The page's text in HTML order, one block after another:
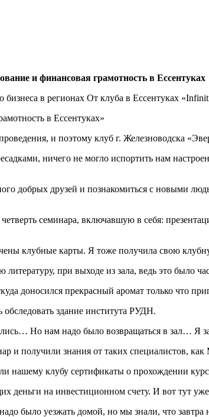
и финансовая грамотность в Ессентуках
бизнеса в регионах От клуба в Ессентуках
в Ессентуках»
и поэтому клуб г. Железноводска
ничего не могло испортить нам
добрых друзей и познакомиться с новыми
семинара, включавшую в себя:
клубные карты. Я тоже получила свою
при выходе из зала, ведь это было
доносился прекрасный аромат только что
здание института РУДН.
Но нам надо было возвращаться в зал… Я
и получили знания от таких специалистов,
нашему клубу сертификаты о прохождении
деньги на инвестиционном счету. И вот тут
было уезжать домой, но мы знали, что